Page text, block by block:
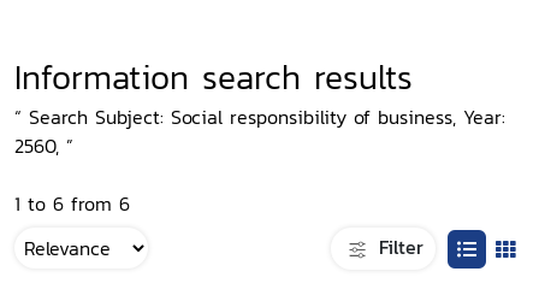
Information search results
“ Search Subject: Social responsibility of business, Year:
2560, ”
1 to 6 from 6
Filter